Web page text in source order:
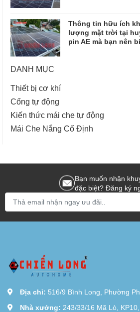
Thông tin hữu ích
lượng mặt trời tại
pin AE mà bạn nên
DANH MỤC
Thiết bị cơ khí
Cổng tự động
Kiến thức mái che tự động
Mái Che Nắng Cố Định
Bạn muốn nhận
đặc biệt? Đăng ký
Địa chỉ: 516/9 Bình Long, Phường
Nhà xưởng: 243/33/16 Mã Lò,